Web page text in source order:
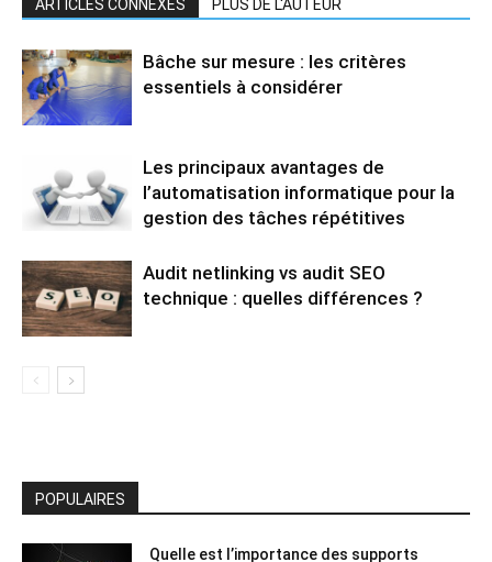
ARTICLES CONNEXES PLUS DE L'AUTEUR
Bâche sur mesure : les critères
essentiels à considérer
Les principaux avantages de
l’automatisation informatique pour la
gestion des tâches répétitives
Audit netlinking vs audit SEO
technique : quelles différences ?
POPULAIRES
Quelle est l’importance des supports